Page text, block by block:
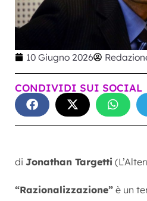
10 Giugno 2026
CONDIVIDI SUI SOCIAL
di Jonathan Targetti
“Razionalizzazione” è un